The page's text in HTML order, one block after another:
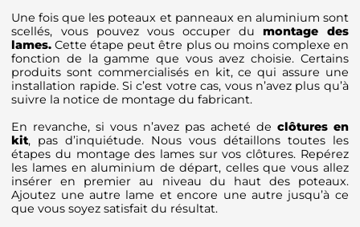
Une fois que les poteaux et panneaux en aluminium sont
scellés, vous pouvez vous occuper dumontage des
lames. Cette étape peut être plus ou moins complexe en
fonction de la gamme que vous avez choisie. Certains
produits sont commercialisés en kit, ce qui assure une
installation rapide. Si c’est votre cas, vous n’avez plus qu’à
suivre la notice de montage du fabricant.
En revanche, si vous n’avez pas acheté de clôtures en
kit, pas d’inquiétude. Nous vous détaillons toutes les
étapes du montage des lames sur vos clôtures. Repérez
les lames en aluminium de départ, celles que vous allez
insérer en premier au niveau du haut des poteaux.
Ajoutez une autre lame et encore une autre jusqu’à ce
que vous soyez satisfait du résultat.